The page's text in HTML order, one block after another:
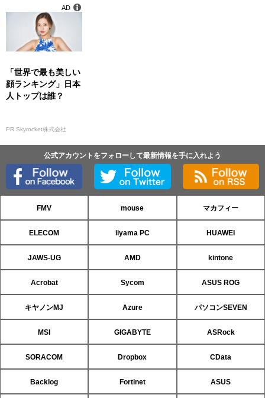
「世界で最も美しい
顔ランキング」日本
人トップは誰？
PR Skyrocket株式会社
AD
公式アカウントをフォローして最新情報を手に入れよう
FMV mouse マカフィー
ELECOM iiyama PC HUAWEI
JAWS-UG AMD kintone
Acrobat Sycom ASUS ROG
キヤノンMJ Azure パソコンSEVEN
MSI GIGABYTE ASRock
SORACOM Dropbox CData
Backlog Fortinet ASUS